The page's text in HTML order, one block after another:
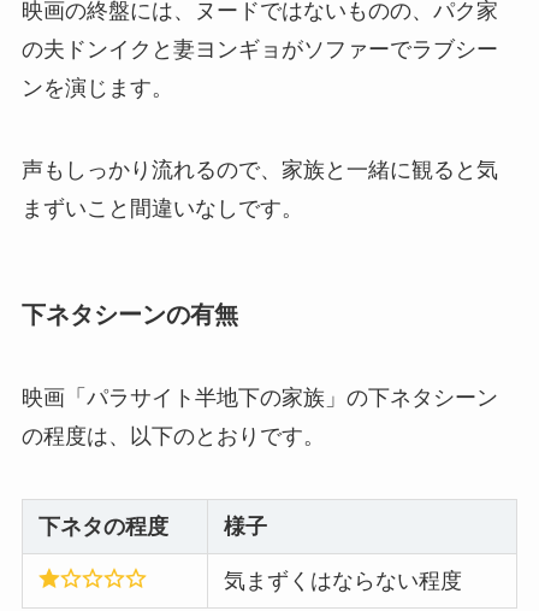
映画の終盤には、ヌードではないものの、パク家
の夫ドンイクと妻ヨンギョがソファーでラブシー
ンを演じます。
声もしっかり流れるので、家族と一緒に観ると気
まずいこと間違いなしです。
下ネタシーンの有無
映画「パラサイト半地下の家族」の下ネタシーン
の程度は、以下のとおりです。
下ネタの程度 様子
気まずくはならない程度